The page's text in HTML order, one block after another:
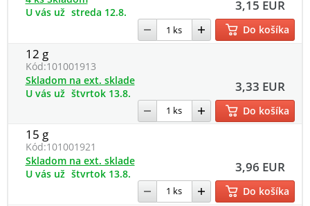
3,15 EUR
U vás už streda 12.8.
Do košíka
12 g
Kód:101001913
3,33 EUR
Skladom na ext. sklade
U vás už štvrtok 13.8.
Do košíka
15 g
Kód:101001921
3,96 EUR
Skladom na ext. sklade
U vás už štvrtok 13.8.
Do košíka